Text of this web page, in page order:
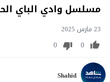
مسلسل وادي الباي
23 مارس 2025
0
0
Shahid